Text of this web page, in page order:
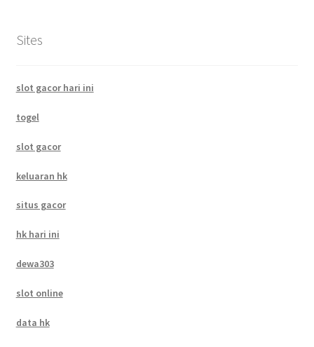
Sites
slot gacor hari ini
togel
slot gacor
keluaran hk
situs gacor
hk hari ini
dewa303
slot online
data hk